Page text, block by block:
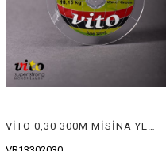
VİTO 0,30 300M MİSİNA YEŞİL